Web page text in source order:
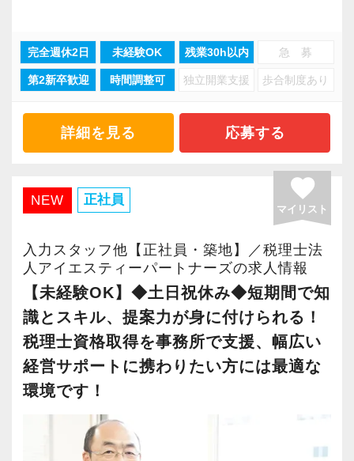
・幅広い税務知識を身につけたい
・地域に根差した事務所で腰を据えて働きたい
という方をお待ちしています。
ャレンジしたい方も、ぜひご応募ください。
募お待ちしております！
入社後は「仕訳入力」や「申告書作成」などの
基本業務からスタート。
経験豊富な先輩に分からないことはすぐに相談
でき、丁寧な指導を受けながら安心して成長で
■ 幅広い顧客層で成長できる環境
私たちは、創業時より「上場企業」や「富裕層
個人」まで幅広いクライアントをサポートして
います。
ベーシックな経験を積んだあとは多様な案件に
携わることで、専門分野に偏らない“オールラウ
ンダー”として幅広い経験を積み、税務・会計の
プロフェッショナルへと成長できる環境があり
完全週休2日 未経験OK 残業30h以内 急 募
第2新卒歓迎 時間調整可 独立開業支援 歩合制度あり
詳細を見る 応募する
NEW 正社員 favorite
マイリスト
入力スタッフ他【正社員・築地】／税理士法
人アイエスティーパートナーズの求人情報
【未経験OK】◆土日祝休み◆短期間で知
識とスキル、提案力が身に付けられる！
税理士資格取得を事務所で支援、幅広い
経営サポートに携わりたい方には最適な
環境です！